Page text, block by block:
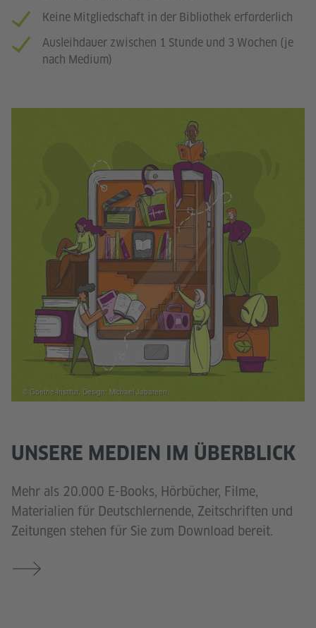
Keine Mitgliedschaft in der Bibliothek erforderlich
Ausleihdauer zwischen 1 Stunde und 3 Wochen (je
nach Medium)
UNSERE MEDIEN IM ÜBERBLICK
Mehr als 20.000 E-Books, Hörbücher, Filme,
Materialien für Deutschlernende, Zeitschriften und
Zeitungen stehen für Sie zum Download bereit.
© Goethe-Institut. Design: Michael Jabareen.